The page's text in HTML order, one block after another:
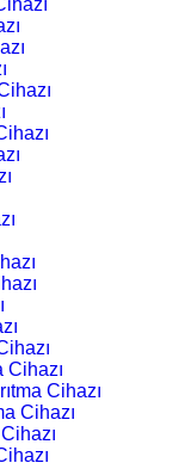
Cihazı
Cihazı
Cihazı